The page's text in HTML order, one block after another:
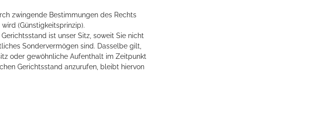
zwingende Bestimmungen des Rechts
(Günstigkeitsprinzip).
ist unser Sitz, soweit Sie nicht
Sondervermögen sind. Dasselbe gilt,
oder gewöhnliche Aufenthalt im Zeitpunkt
Gerichtsstand anzurufen, bleibt hiervon